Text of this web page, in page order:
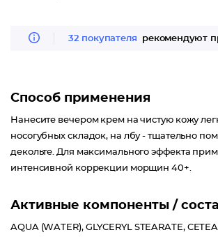
32 покупателя рекомендуют
Способ применения
Нанесите вечером крем на чистую кожу
носогубных складок, на лбу - тщательно
декольте. Для максимального эффекта
интенсивной коррекции морщин 40+.
Активные компоненты /
AQUA (WATER), GLYCERYL STEARATE,